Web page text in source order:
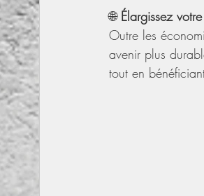
🌐 Élargissez
Outre les
avenir plus
tout en